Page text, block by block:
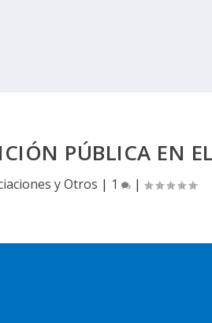
PÚBLICA EN
y Otros | 1 |